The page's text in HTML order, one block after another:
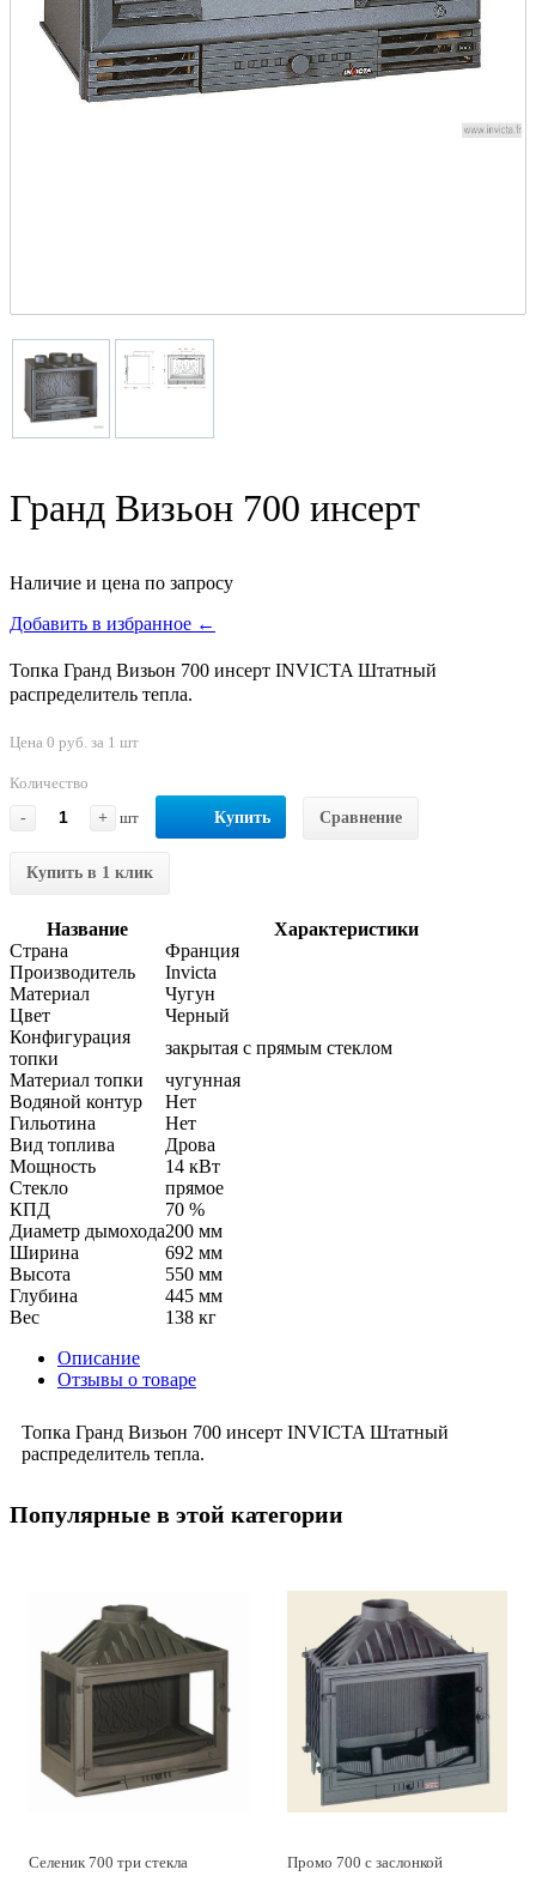
Гранд Визьон 700 инсерт
Наличие и цена по запросу
Добавить в избранное ←
Топка Гранд Визьон 700 инсерт INVICTA Штатный
распределитель тепла.
Цена 0 руб. за 1 шт
Количество
-
+ шт Купить Сравнение
Купить в 1 клик
Название
Характеристики
Страна
Франция
Производитель
Invicta
Материал
Чугун
Цвет
Черный
Конфигурация
топки
закрытая с прямым стеклом
Материал топки
чугунная
Водяной контур
Нет
Гильотина
Нет
Вид топлива
Дрова
Мощность
14 кВт
Стекло
прямое
КПД
70 %
Диаметр дымохода200 мм
Ширина
692 мм
Высота
550 мм
Глубина
445 мм
Вес
138 кг
Описание
Отзывы о товаре
Топка Гранд Визьон 700 инсерт INVICTA Штатный
распределитель тепла.
Популярные в этой категории
Селеник 700 три стекла Промо 700 с заслонкой